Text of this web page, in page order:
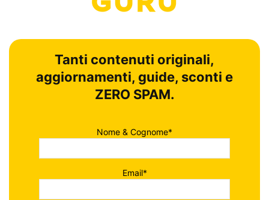
Tanti contenuti originali,
aggiornamenti, guide, sconti e
ZERO SPAM.
Nome & Cognome*
Email*